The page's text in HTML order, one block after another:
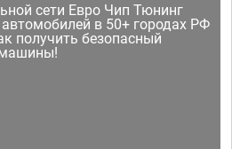
сети Евро Чип Тюнинг
в 50+ городах РФ
получить безопасный